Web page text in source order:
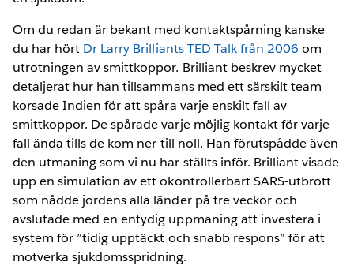
Om du redan är bekant med kontaktspårning kanske
du har hört Dr Larry Brilliants TED Talk från 2006 om
utrotningen av smittkoppor. Brilliant beskrev mycket
detaljerat hur han tillsammans med ett särskilt team
korsade Indien för att spåra varje enskilt fall av
smittkoppor. De spårade varje möjlig kontakt för varje
fall ända tills de kom ner till noll. Han förutspådde även
den utmaning som vi nu har ställts inför. Brilliant visade
upp en simulation av ett okontrollerbart SARS-utbrott
som nådde jordens alla länder på tre veckor och
avslutade med en entydig uppmaning att investera i
system för ”tidig upptäckt och snabb respons” för att
motverka sjukdomsspridning.